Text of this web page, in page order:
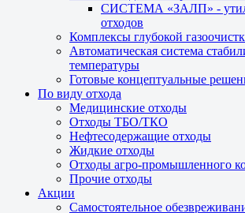
СИСТЕМА «ЗАЛП» -
отходов
Комплексы глубокой
Автоматическая система
температуры
Готовые концептуальные
По виду отхода
Медицинские отходы
Отходы ТБО/ТКО
Нефтесодержащие отходы
Жидкие отходы
Отходы агро-промышленного
Прочие отходы
Акции
Самостоятельное